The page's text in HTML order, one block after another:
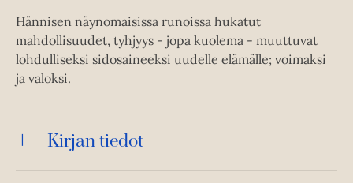
Hännisen näynomaisissa runoissa hukatut
mahdollisuudet, tyhjyys - jopa kuolema - muuttuvat
lohdulliseksi sidosaineeksi uudelle elämälle; voimaksi
ja valoksi.
Kirjan tiedot